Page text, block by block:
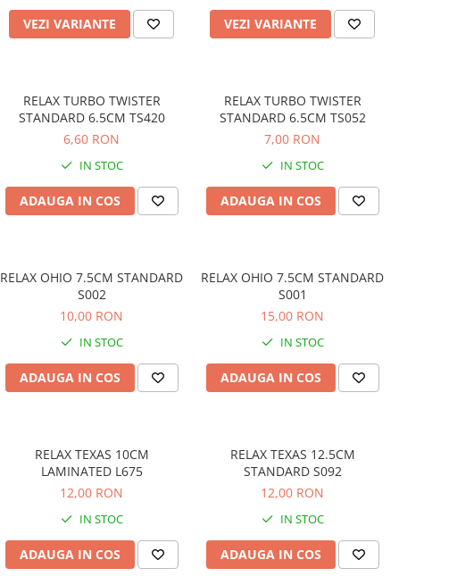
VEZI VARIANTE VEZI VARIANTE
RELAX TURBO TWISTER
STANDARD 6.5CM TS420
6,60 RON
IN STOC
ADAUGA IN COS
RELAX TURBO TWISTER
STANDARD 6.5CM TS052
7,00 RON
IN STOC
ADAUGA IN COS
RELAX OHIO 7.5CM STANDARD
S002
10,00 RON
IN STOC
ADAUGA IN COS
RELAX OHIO 7.5CM STANDARD
S001
15,00 RON
IN STOC
ADAUGA IN COS
RELAX TEXAS 10CM
LAMINATED L675
12,00 RON
IN STOC
ADAUGA IN COS
RELAX TEXAS 12.5CM
STANDARD S092
12,00 RON
IN STOC
ADAUGA IN COS